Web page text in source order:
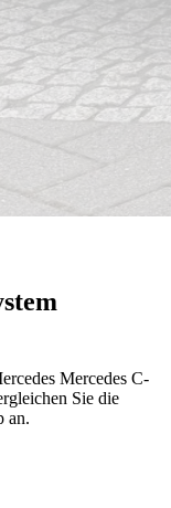
Mercedes C-
Sie die
an.